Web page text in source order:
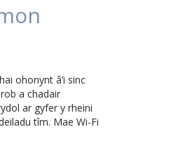
ohonynt â’i sinc
a chadair
ar gyfer y rheini
tîm. Mae Wi-Fi